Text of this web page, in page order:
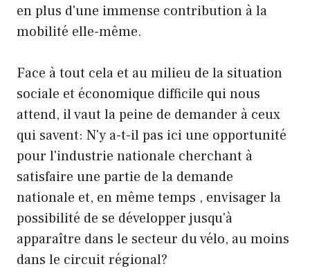
en plus d'une immense contribution à la
mobilité elle-même.
Face à tout cela et au milieu de la situation
sociale et économique difficile qui nous
attend, il vaut la peine de demander à ceux
qui savent: N'y a-t-il pas ici une opportunité
pour l'industrie nationale cherchant à
satisfaire une partie de la demande
nationale et, en même temps , envisager la
possibilité de se développer jusqu'à
apparaître dans le secteur du vélo, au moins
dans le circuit régional?